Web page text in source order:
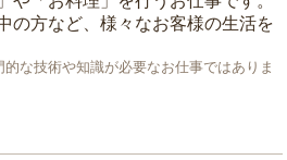
の方など、様々なお客様の生活を
な技術や知識が必要なお仕事ではありま